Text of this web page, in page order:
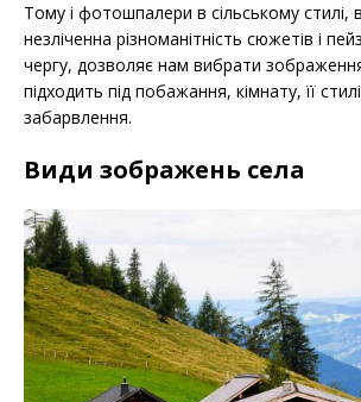
Тому і фотошпалери в сільському стилі,
незліченна різноманітність сюжетів і
чергу, дозволяє нам вибрати
підходить під побажання, кімнату, її
забарвлення.
Види зображень села